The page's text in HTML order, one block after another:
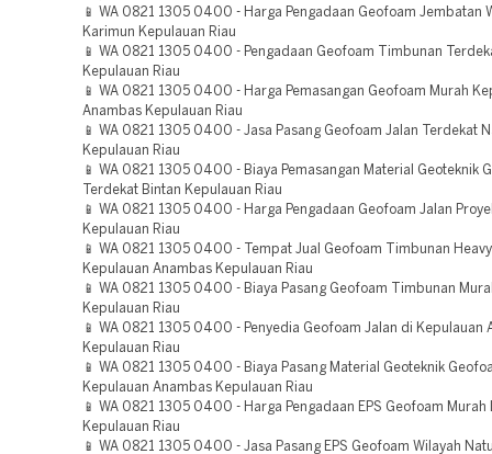
📱 WA 0821 1305 0400 - Harga Pengadaan Geofoam Jembatan
Karimun Kepulauan Riau
📱 WA 0821 1305 0400 - Pengadaan Geofoam Timbunan
Kepulauan Riau
📱 WA 0821 1305 0400 - Harga Pemasangan Geofoam Murah
Anambas Kepulauan Riau
📱 WA 0821 1305 0400 - Jasa Pasang Geofoam Jalan Terdekat
Kepulauan Riau
📱 WA 0821 1305 0400 - Biaya Pemasangan Material Geoteknik
Terdekat Bintan Kepulauan Riau
📱 WA 0821 1305 0400 - Harga Pengadaan Geofoam Jalan
Kepulauan Riau
📱 WA 0821 1305 0400 - Tempat Jual Geofoam Timbunan
Kepulauan Anambas Kepulauan Riau
📱 WA 0821 1305 0400 - Biaya Pasang Geofoam Timbunan
Kepulauan Riau
📱 WA 0821 1305 0400 - Penyedia Geofoam Jalan di Kepulauan
Kepulauan Riau
📱 WA 0821 1305 0400 - Biaya Pasang Material Geoteknik
Kepulauan Anambas Kepulauan Riau
📱 WA 0821 1305 0400 - Harga Pengadaan EPS Geofoam Murah
Kepulauan Riau
📱 WA 0821 1305 0400 - Jasa Pasang EPS Geofoam Wilayah